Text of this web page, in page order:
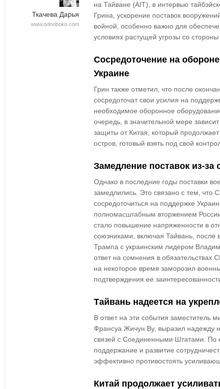
Ткачева Дарья
www.odnoboko.com
на Тайване (AIT), в интервью
Грина, ускорение поставок
войной, особенно важно для
условиях растущей угрозы со
Сосредоточение на
Украине
Грин также отметил, что после
сосредоточат свои усилия на
необходимое оборонное
очередь, в значительной мере
защиты от Китая, который
остров, готовый взять под свой
Замедление поставок из-за
Однако в последние годы поставки
замедлились. Это связано с тем,
сосредоточиться на поддержке
полномасштабным вторжением
стало повышение напряженности в
союзниками, включая Тайвань, после
Трампа с украинским лидером
ответ на сомнения в
на некоторое время заморозил
подтверждения ее
Тайвань надеется на
В ответ на эти события заместитель
Франсуа Жичун Ву, выразил надежду
связей с Соединенными Штатами. По
поддержание и развитие
эффективно противостоять
Китай продолжает